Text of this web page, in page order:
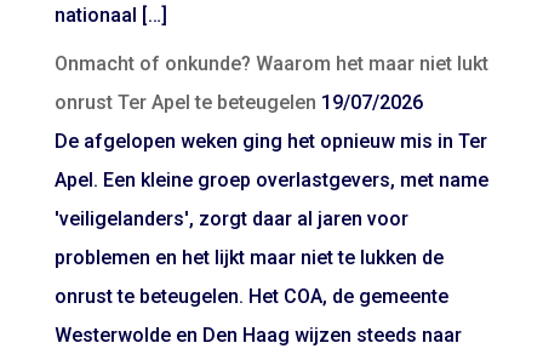
nationaal […]
Onmacht of onkunde? Waarom het maar niet lukt
onrust Ter Apel te beteugelen 19/07/2026
De afgelopen weken ging het opnieuw mis in Ter
Apel. Een kleine groep overlastgevers, met name
'veiligelanders', zorgt daar al jaren voor
problemen en het lijkt maar niet te lukken de
onrust te beteugelen. Het COA, de gemeente
Westerwolde en Den Haag wijzen steeds naar